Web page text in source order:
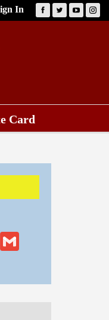
In
Card
WhatsApp